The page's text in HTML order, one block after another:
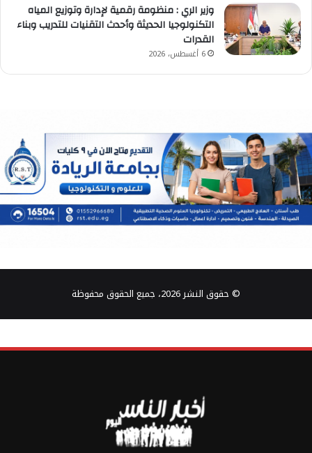
وزير الري : منظومة رقمية لإدارة وتوزيع المياه
التكنولوجيا الحديثة وأحدث التقنيات للتدريب وبناء
القدرات
6 أغسطس، 2026
© حقوق النشر 2026، جميع الحقوق محفوظة